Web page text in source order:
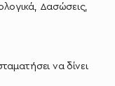
Δασώσεις,
να δίνει